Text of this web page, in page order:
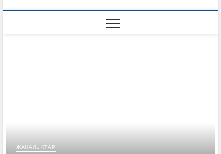
ЖАҢАЛЫҚТАР